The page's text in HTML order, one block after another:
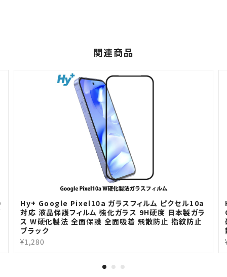
関連商品
Hy+ Google Pixel10a ガラスフィルム ピクセル10a
対応 液晶保護フィルム 強化ガラス 9H硬度 日本製ガラ
ス W硬化製法 全面保護 全面吸着 飛散防止 指紋防止
ブラック
¥1,280